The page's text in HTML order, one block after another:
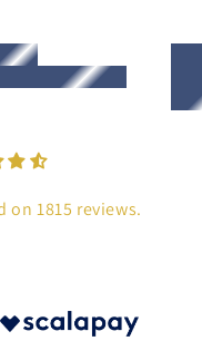
on 1815 reviews.